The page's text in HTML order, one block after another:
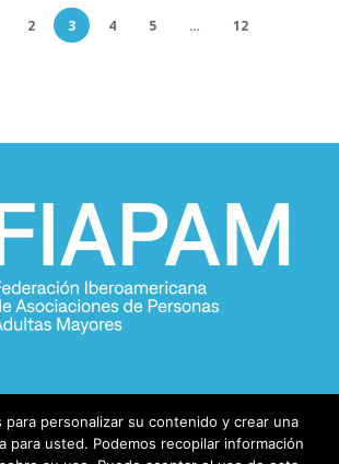
2 3 4 5 …
12
para personalizar su contenido y crear una
para usted. Podemos recopilar información